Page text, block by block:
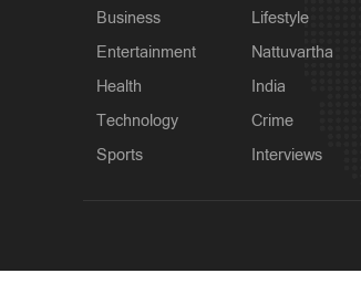
Business
Entertainment
Health
Technology
Sports
Lifestyle
Nattuvartha
India
Crime
Interviews